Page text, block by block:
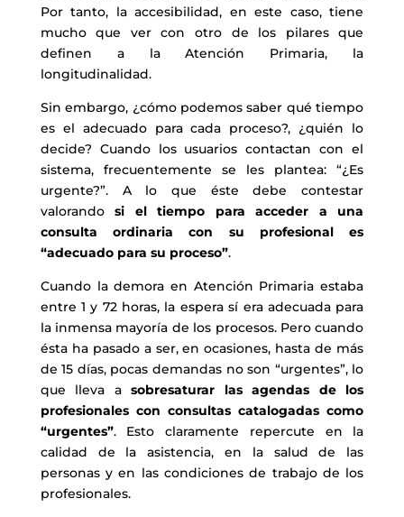
Por tanto, la accesibilidad, en este caso, tiene
mucho que ver con otro de los pilares que
definen a la Atención Primaria, la
longitudinalidad.
Sin embargo, ¿cómo podemos saber qué tiempo
es el adecuado para cada proceso?, ¿quién lo
decide? Cuando los usuarios contactan con el
sistema, frecuentemente se les plantea: “¿Es
urgente?”. A lo que éste debe contestar
valorandosi el tiempo para acceder a una
consulta ordinaria con su profesional es
“adecuado para su proceso”.
Cuando la demora en Atención Primaria estaba
entre 1 y 72 horas, la espera sí era adecuada para
la inmensa mayoría de los procesos. Pero cuando
ésta ha pasado a ser, en ocasiones, hasta de más
de 15 días, pocas demandas no son “urgentes”, lo
que lleva asobresaturar las agendas de los
profesionales con consultas catalogadas como
“urgentes”. Esto claramente repercute en la
calidad de la asistencia, en la salud de las
personas y en las condiciones de trabajo de los
profesionales.